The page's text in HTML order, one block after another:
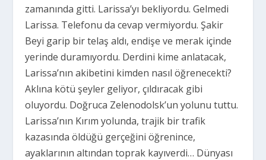
zamanında gitti. Larissa’yı bekliyordu. Gelmedi
Larissa. Telefonu da cevap vermiyordu. Şakir
Beyi garip bir telaş aldı, endişe ve merak içinde
yerinde duramıyordu. Derdini kime anlatacak,
Larissa’nın akibetini kimden nasıl öğrenecekti?
Aklına kötü şeyler geliyor, çıldıracak gibi
oluyordu. Doğruca Zelenodolsk’un yolunu tuttu.
Larissa’nın Kırım yolunda, trajik bir trafik
kazasında öldüğü gerçeğini öğrenince,
ayaklarının altından toprak kayıverdi… Dünyası